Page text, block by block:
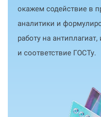
окажем содействие в
аналитики и
работу на
и соответствие ГОСТу.